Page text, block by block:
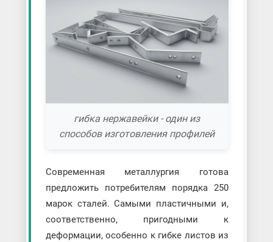
гибка нержавейки - один из
способов изготовления профилей
Современная металлургия готова
предложить потребителям порядка 250
марок сталей. Самыми пластичными и,
соответственно, пригодными к
деформации, особенно к гибке листов из